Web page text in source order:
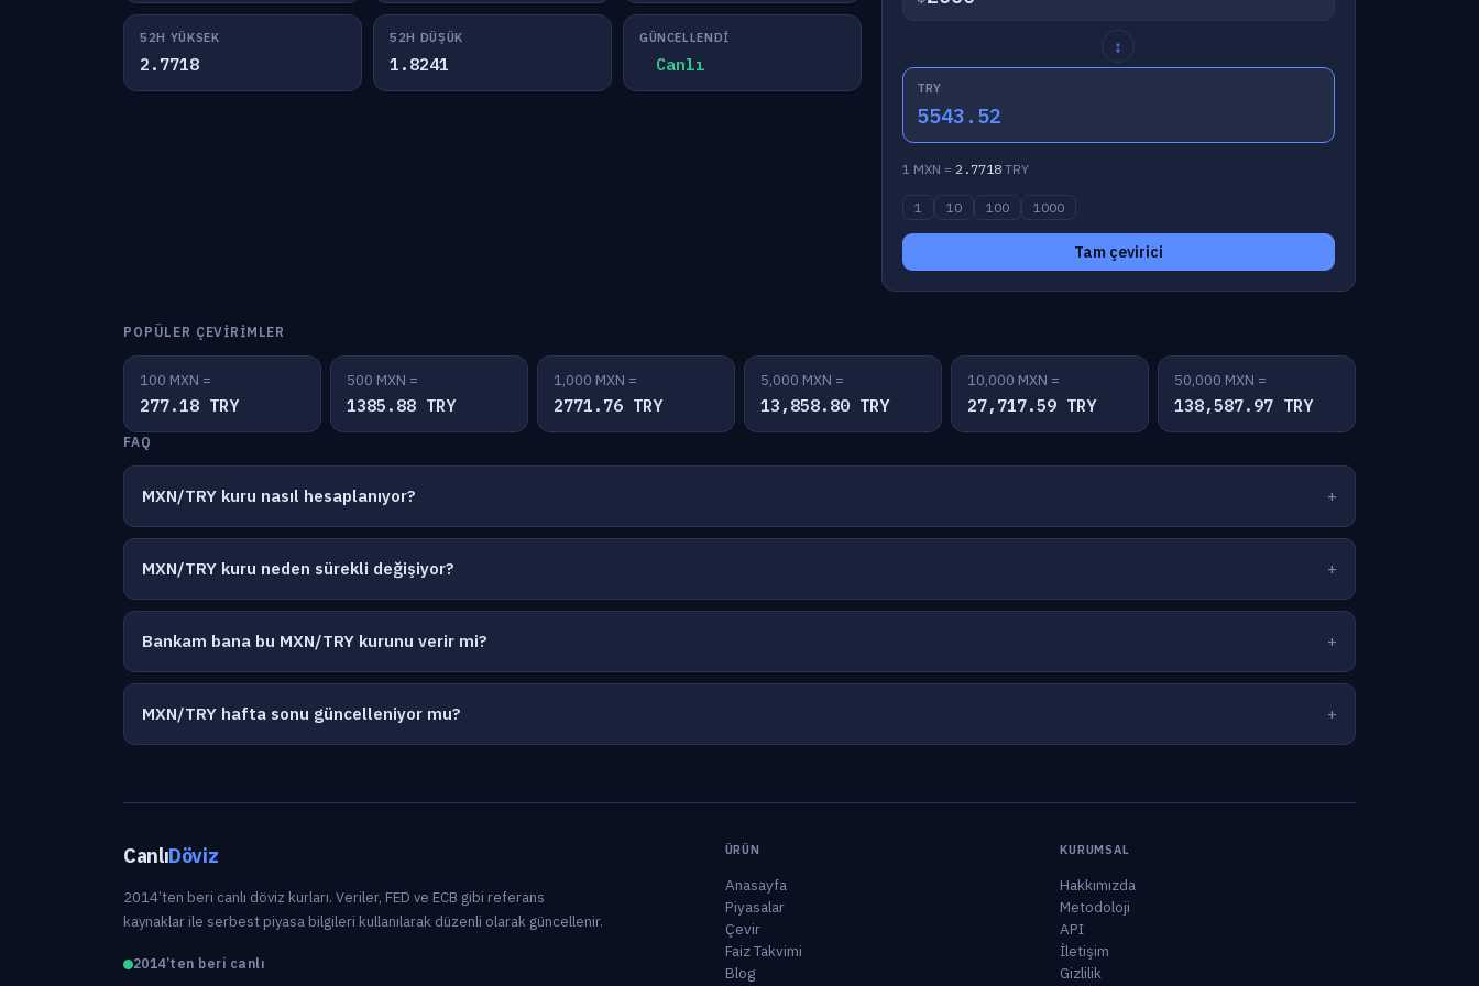
52H YÜKSEK
2.7718
52H DÜŞÜK
1.8241
GÜNCELLENDI
Canlı
↕
TRY
5543.52
1 MXN = 2.7718TRY
1 10 100 1000
Tam çevirici
POPÜLER ÇEVIRIMLER
100 MXN =
277.18 TRY
500 MXN =
1385.88 TRY
1,000 MXN =
2771.76 TRY
5,000 MXN =
13,858.80 TRY
10,000 MXN =
27,717.59 TRY
50,000 MXN =
138,587.97 TRY
FAQ
MXN/TRY kuru nasıl hesaplanıyor?
MXN/TRY kuru neden sürekli değişiyor?
Bankam bana bu MXN/TRY kurunu verir mi?
MXN/TRY hafta sonu güncelleniyor mu?
CanlıDöviz
2014’ten beri canlı döviz kurları. Veriler, FED ve ECB gibi referans
kaynaklar ile serbest piyasa bilgileri kullanılarak düzenli olarak güncellenir.
2014’ten beri canlı
ÜRÜN
Anasayfa
Piyasalar
Çevir
Faiz Takvimi
Blog
KURUMSAL
Hakkımızda
Metodoloji
API
İletişim
Gizlilik